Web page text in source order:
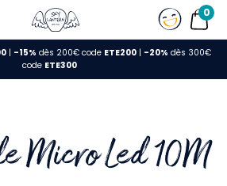
0
| -15% dès 200€ code ETE200| -20% dès 300€
code ETE300
Micro Led 10M